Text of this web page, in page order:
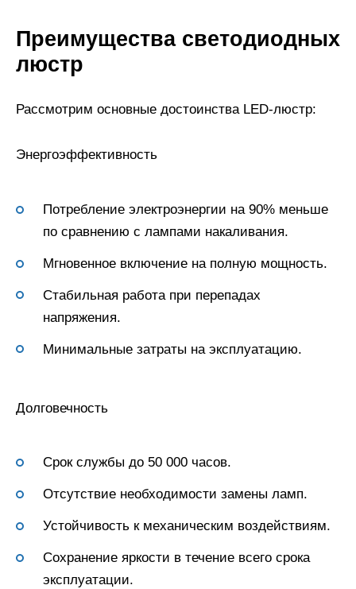
Преимущества светодиодных
люстр
Рассмотрим основные достоинства LED-люстр:
Энергоэффективность
Потребление электроэнергии на 90% меньше
по сравнению с лампами накаливания.
Мгновенное включение на полную мощность.
Стабильная работа при перепадах
напряжения.
Минимальные затраты на эксплуатацию.
Долговечность
Срок службы до 50 000 часов.
Отсутствие необходимости замены ламп.
Устойчивость к механическим воздействиям.
Сохранение яркости в течение всего срока
эксплуатации.